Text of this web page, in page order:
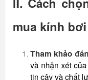
mua kính
Tham khảo
và nhận xét
tin cậy và chất